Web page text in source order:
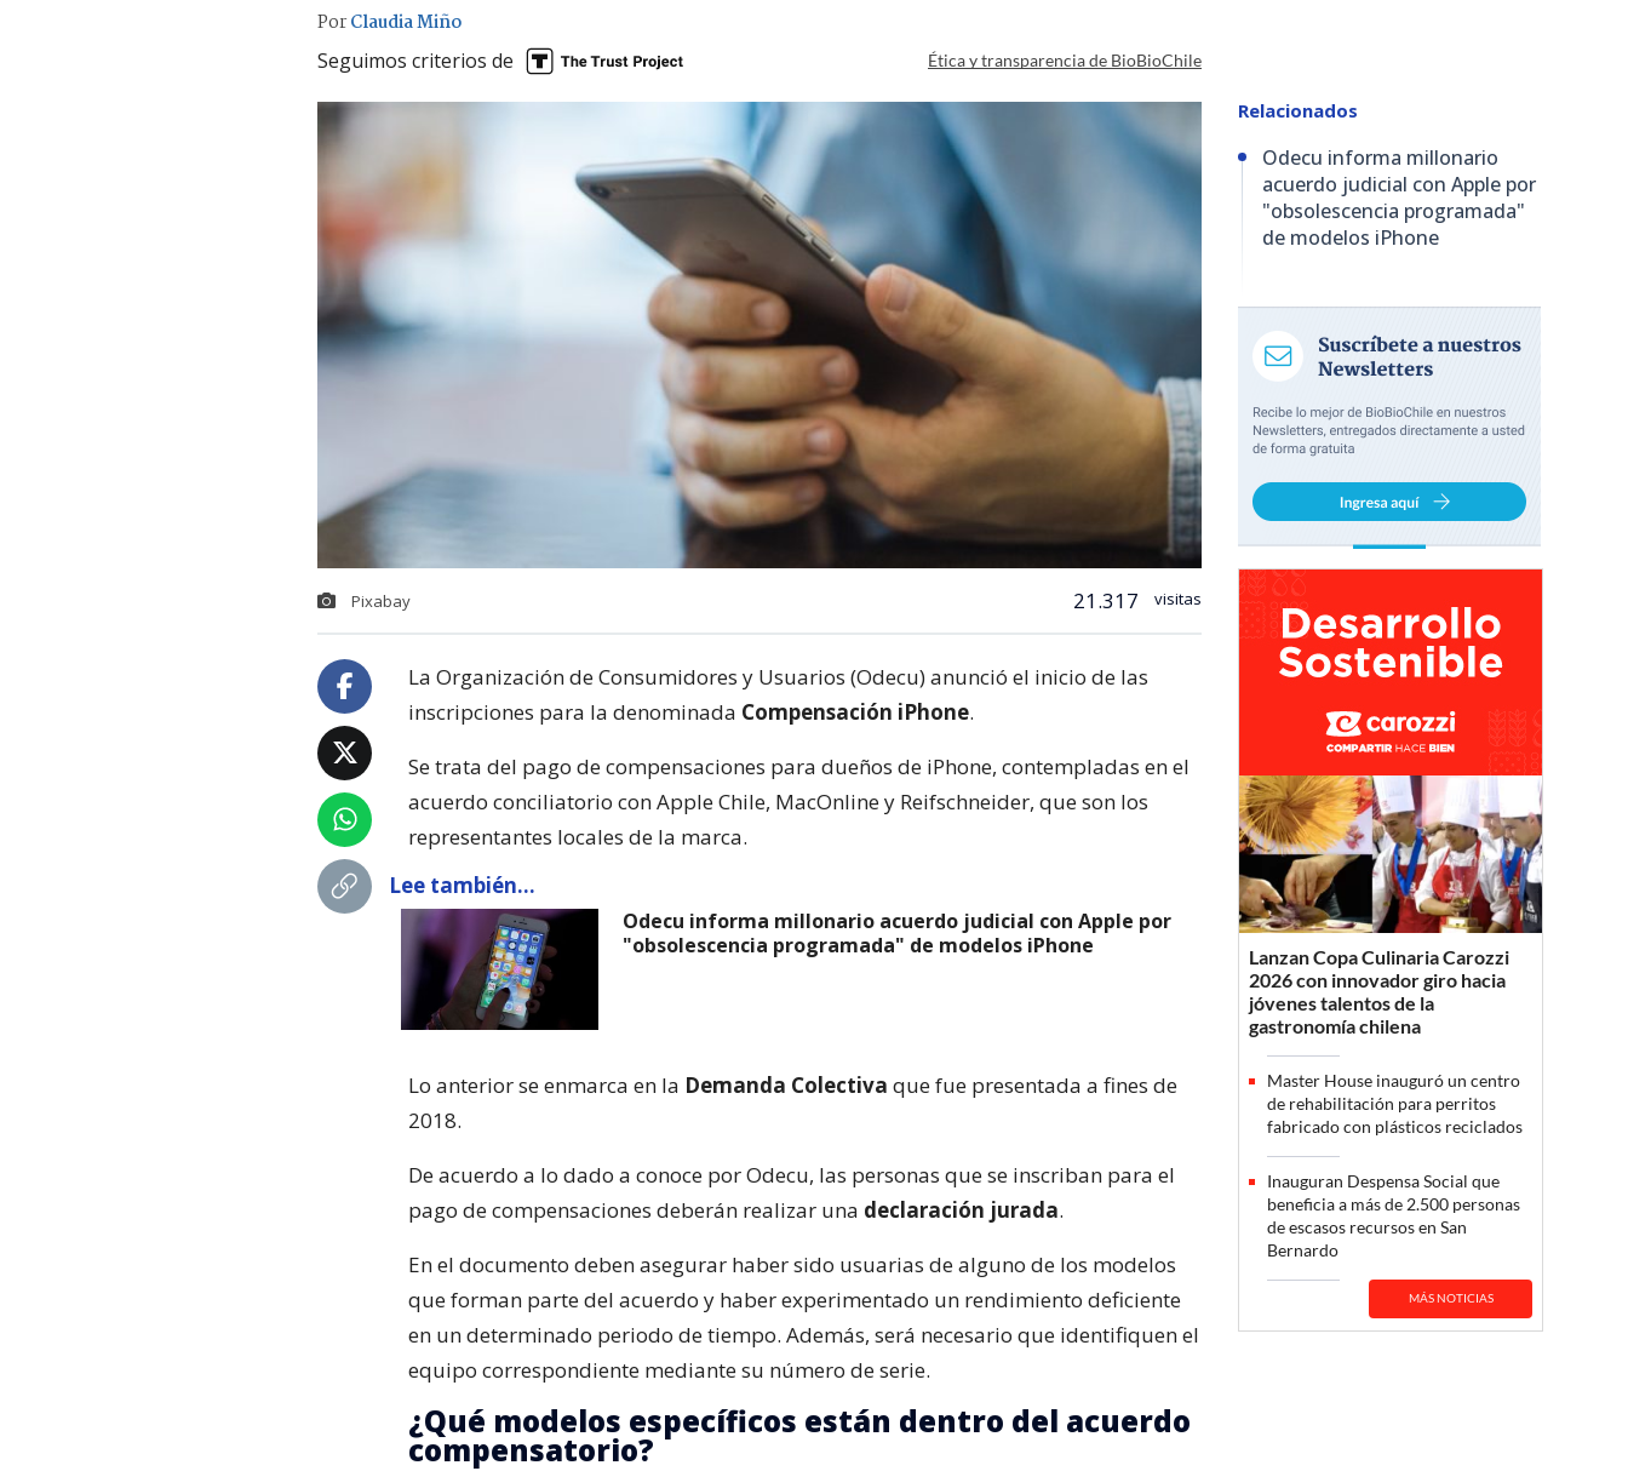
PorClaudia Miño
Seguimos criterios de Ética y transparencia de BioBioChile
Pixabay 21.317 visitas
La Organización de Consumidores y Usuarios (Odecu) anunció el inicio de las
inscripciones para la denominada Compensación iPhone.
Se trata del pago de compensaciones para dueños de iPhone, contempladas en el
acuerdo conciliatorio con Apple Chile, MacOnline y Reifschneider, que son los
representantes locales de la marca.
Lee también...
Odecu informa millonario acuerdo judicial con Apple por
"obsolescencia programada" de modelos iPhone
Lo anterior se enmarca en la Demanda Colectiva que fue presentada a fines de
2018.
De acuerdo a lo dado a conoce por Odecu, las personas que se inscriban para el
pago de compensaciones deberán realizar una declaración jurada.
En el documento deben asegurar haber sido usuarias de alguno de los modelos
que forman parte del acuerdo y haber experimentado un rendimiento deficiente
en un determinado periodo de tiempo. Además, será necesario que identifiquen el
equipo correspondiente mediante su número de serie.
¿Qué modelos específicos están dentro del acuerdo
compensatorio?
Relacionados
Odecu informa millonario
acuerdo judicial con Apple por
"obsolescencia programada"
de modelos iPhone
Lanzan Copa Culinaria Carozzi
2026 con innovador giro hacia
jóvenes talentos de la
gastronomía chilena
Master House inauguró un centro
de rehabilitación para perritos
fabricado con plásticos reciclados
Inauguran Despensa Social que
beneficia a más de 2.500 personas
de escasos recursos en San
Bernardo
MÁS NOTICIAS